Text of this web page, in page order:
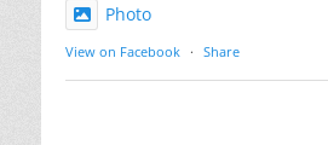
Photo
View on Facebook · Share